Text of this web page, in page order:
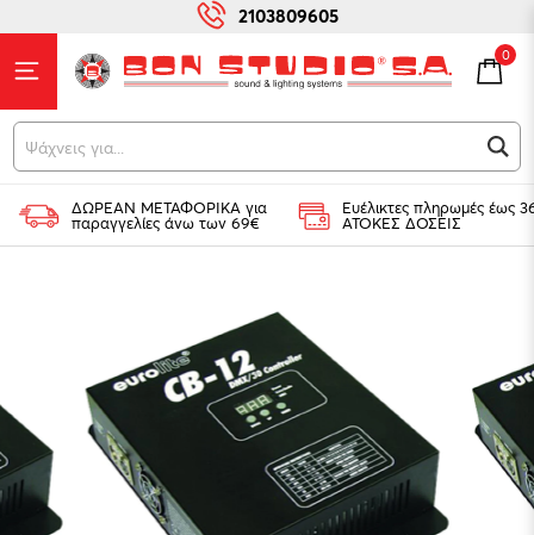
2103809605
0
Ψάχνεις για...
ΔΩΡΕΑΝ ΜΕΤΑΦΟΡΙΚΑ για
παραγγελίες άνω των 69€
Ευέλικτες πληρωμές έως
ΑΤΟΚΕΣ ΔΟΣΕΙΣ